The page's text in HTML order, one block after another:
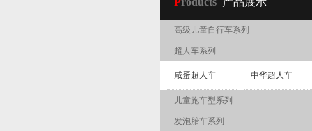
高级儿童自行车系列
超人车系列
咸蛋超人车 中华超人车
儿童跑车型系列
发泡胎车系列